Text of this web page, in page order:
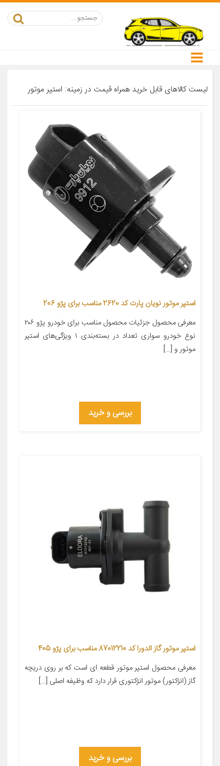
لیست کالاهای قابل خرید همراه قیمت در زمینه: استپر موتور
استپر موتور نویان پارت کد 2620 مناسب برای پژو 206
معرفی محصول جزئیات محصول مناسب برای خودرو پژو ۲۰۶
نوع خودرو سواری تعداد در بسته‌بندی ۱ ویژگی‌های استپر
موتور و […]
بررسی و خرید
استپر موتور گاز الدورا کد 87012210 مناسب برای پژو 405
معرفی محصول استپر موتور قطعه ای است که بر روی دریچه
گاز (انژکتور) موتور انژکتوری قرار دارد که وظیفه اصلی […]
بررسی و خرید